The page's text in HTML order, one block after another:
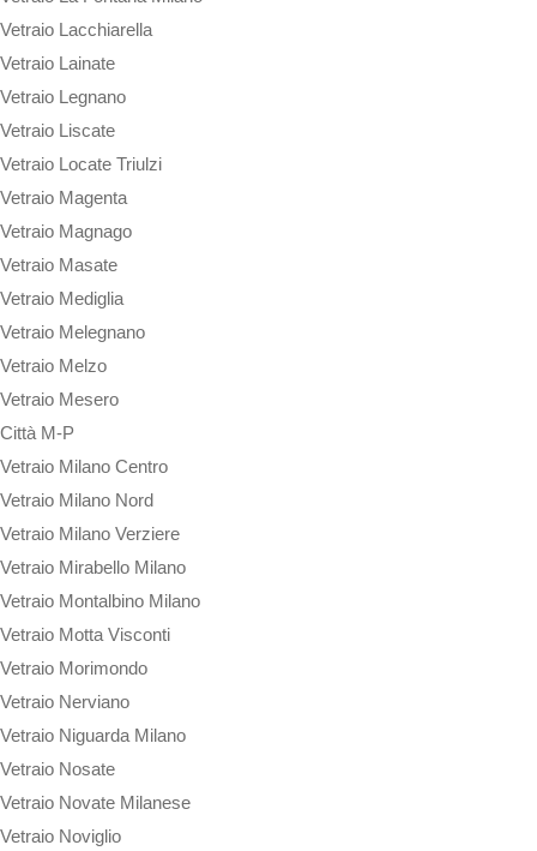
Vetraio Lacchiarella
Vetraio Lainate
Vetraio Legnano
Vetraio Liscate
Vetraio Locate Triulzi
Vetraio Magenta
Vetraio Magnago
Vetraio Masate
Vetraio Mediglia
Vetraio Melegnano
Vetraio Melzo
Vetraio Mesero
Città M-P
Vetraio Milano Centro
Vetraio Milano Nord
Vetraio Milano Verziere
Vetraio Mirabello Milano
Vetraio Montalbino Milano
Vetraio Motta Visconti
Vetraio Morimondo
Vetraio Nerviano
Vetraio Niguarda Milano
Vetraio Nosate
Vetraio Novate Milanese
Vetraio Noviglio